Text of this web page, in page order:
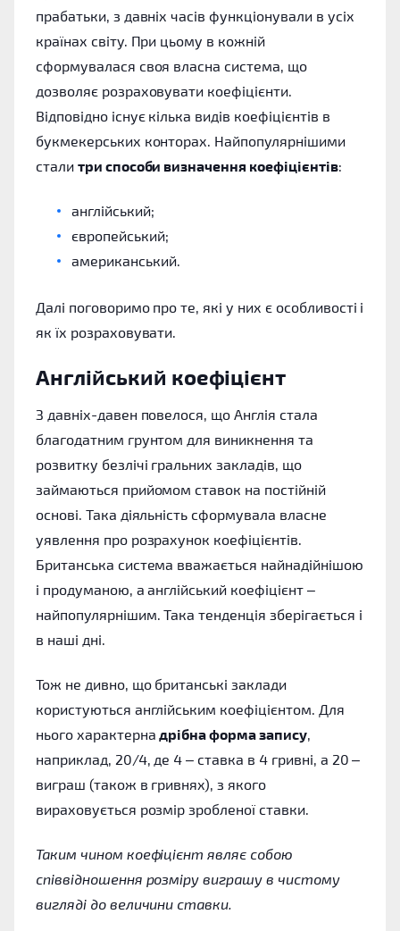
прабатьки, з давніх часів функціонували в усіх
країнах світу. При цьому в кожній
сформувалася своя власна система, що
дозволяє розраховувати коефіцієнти.
Відповідно існує кілька видів коефіцієнтів в
букмекерських конторах. Найпопулярнішими
стали три способи визначення коефіцієнтів:
англійський;
європейський;
американський.
Далі поговоримо про те, які у них є особливості і
як їх розраховувати.
Англійський коефіцієнт
З давніх-давен повелося, що Англія стала
благодатним грунтом для виникнення та
розвитку безлічі гральних закладів, що
займаються прийомом ставок на постійній
основі. Така діяльність сформувала власне
уявлення про розрахунок коефіцієнтів.
Британська система вважається найнадійнішою
і продуманою, а англійський коефіцієнт –
найпопулярнішим. Така тенденція зберігається і
в наші дні.
Тож не дивно, що британські заклади
користуються англійським коефіцієнтом. Для
нього характернадрібна форма запису,
наприклад, 20/4, де 4 – ставка в 4 гривні, а 20 –
виграш (також в гривнях), з якого
вираховується розмір зробленої ставки.
Таким чином коефіцієнт являє собою
співвідношення розміру виграшу в чистому
вигляді до величини ставки.